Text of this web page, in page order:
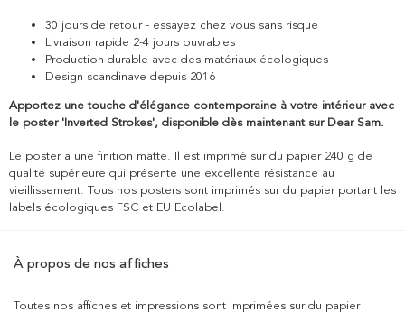
30 jours de retour - essayez chez vous sans risque
Livraison rapide 2-4 jours ouvrables
Production durable avec des matériaux écologiques
Design scandinave depuis 2016
Apportez une touche d'élégance contemporaine à votre intérieur avec
le poster 'Inverted Strokes', disponible dès maintenant sur Dear Sam.
Le poster a une finition matte. Il est imprimé sur du papier 240 g de
qualité supérieure qui présente une excellente résistance au
vieillissement. Tous nos posters sont imprimés sur du papier portant les
labels écologiques FSC et EU Ecolabel.
À propos de nos affiches
Toutes nos affiches et impressions sont imprimées sur du papier